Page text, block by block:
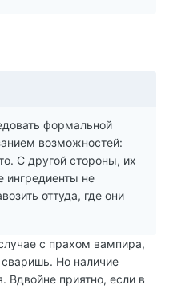
формальной
возможностей:
С другой стороны, их
ингредиенты не
оттуда, где они
с прахом вампира,
сваришь. Но наличие
Вдвойне приятно, если в